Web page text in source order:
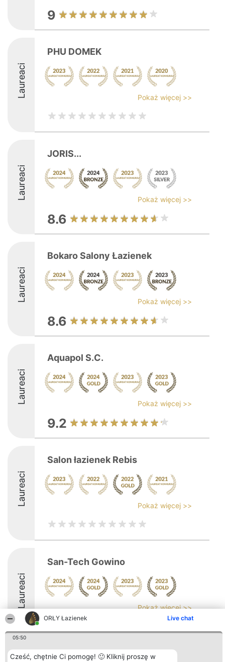
ORŁY Łazienek Live chat
05:50
Cześć, chętnie Ci pomogę! 🙂 Kliknij proszę w
9
Laureaci
PHU DOMEK
Pokaż więcej >>
Laureaci
JORIS...
Pokaż więcej >>
8.6
Laureaci
Bokaro Salony Łazienek
Pokaż więcej >>
8.6
Laureaci
Aquapol S.C.
Pokaż więcej >>
9.2
Laureaci
Salon łazienek Rebis
Pokaż więcej >>
Laureaci
San-Tech Gowino
Pokaż więcej >>
9.4